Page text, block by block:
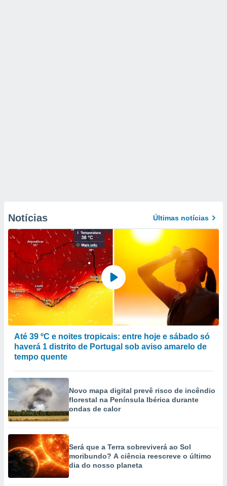
Notícias Últimas notícias
Até 39 ºC e noites tropicais: entre hoje e sábado só
haverá 1 distrito de Portugal sob aviso amarelo de
tempo quente
Novo mapa digital prevê risco de incêndio
florestal na Península Ibérica durante
ondas de calor
Será que a Terra sobreviverá ao Sol
moribundo? A ciência reescreve o último
dia do nosso planeta